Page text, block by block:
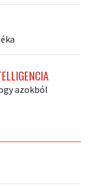
azokból